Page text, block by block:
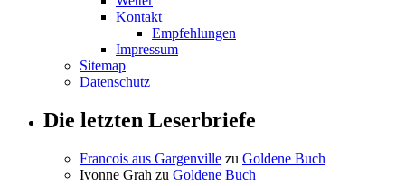
Kontakt
Empfehlungen
Impressum
Sitemap
Datenschutz
Die letzten Leserbriefe
Francois aus Gargenville zu Goldene Buch
Ivonne Grah zu Goldene Buch